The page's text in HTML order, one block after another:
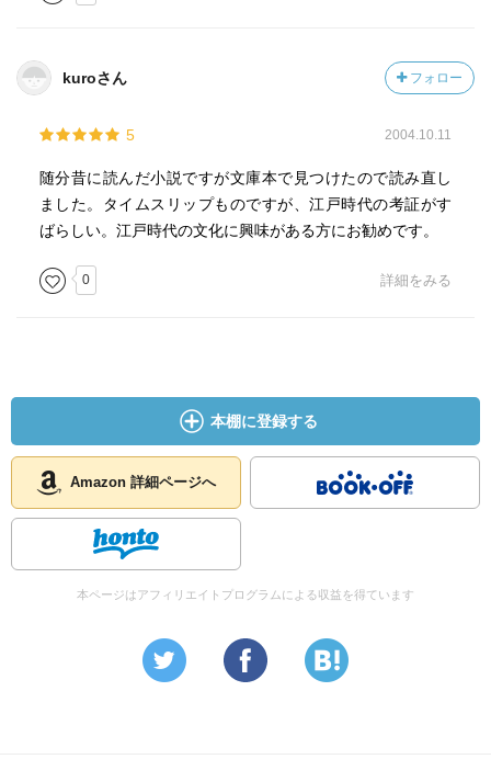
kuroさん フォロー
5 2004.10.11
随分昔に読んだ小説ですが文庫本で見つけたので読み直し
ました。タイムスリップものですが、江戸時代の考証がす
ばらしい。江戸時代の文化に興味がある方にお勧めです。
0 詳細をみる
本棚に登録する
Amazon 詳細ページへ
本ページはアフィリエイトプログラムによる収益を得ています